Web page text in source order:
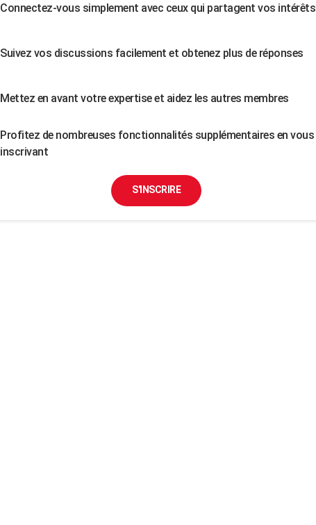
Connectez-vous simplement avec ceux qui partagent vos intérêts
Suivez vos discussions facilement et obtenez plus de réponses
Mettez en avant votre expertise et aidez les autres membres
Profitez de nombreuses fonctionnalités supplémentaires en vous
inscrivant
S'INSCRIRE